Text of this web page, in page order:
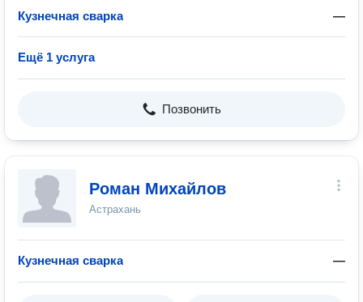
Кузнечная сварка —
Ещё 1 услуга
Позвонить
Роман Михайлов
Астрахань
Кузнечная сварка —